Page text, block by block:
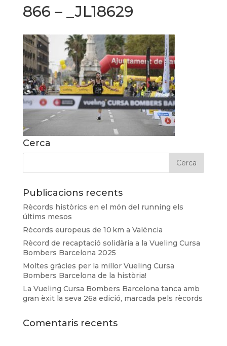
866 – _JL18629
Cerca
Publicacions recents
Rècords històrics en el món del running els
últims mesos
Rècords europeus de 10 km a València
Rècord de recaptació solidària a la Vueling Cursa
Bombers Barcelona 2025
Moltes gràcies per la millor Vueling Cursa
Bombers Barcelona de la història!
La Vueling Cursa Bombers Barcelona tanca amb
gran èxit la seva 26a edició, marcada pels rècords
Comentaris recents